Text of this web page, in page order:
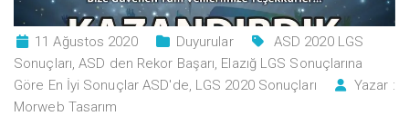
11 Ağustos 2020 Duyurular
ASD 2020 LGS
Sonuçları,ASD den Rekor Başarı, Elazığ LGS Sonuçlarına
Göre En İyi Sonuçlar ASD'de, LGS 2020 Sonuçları
Yazar :
Morweb Tasarım